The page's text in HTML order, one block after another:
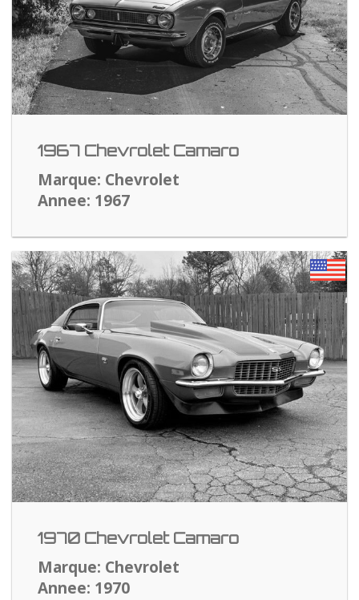
1967 Chevrolet Camaro
Marque: Chevrolet
Annee: 1967
1970 Chevrolet Camaro
Marque: Chevrolet
Annee: 1970